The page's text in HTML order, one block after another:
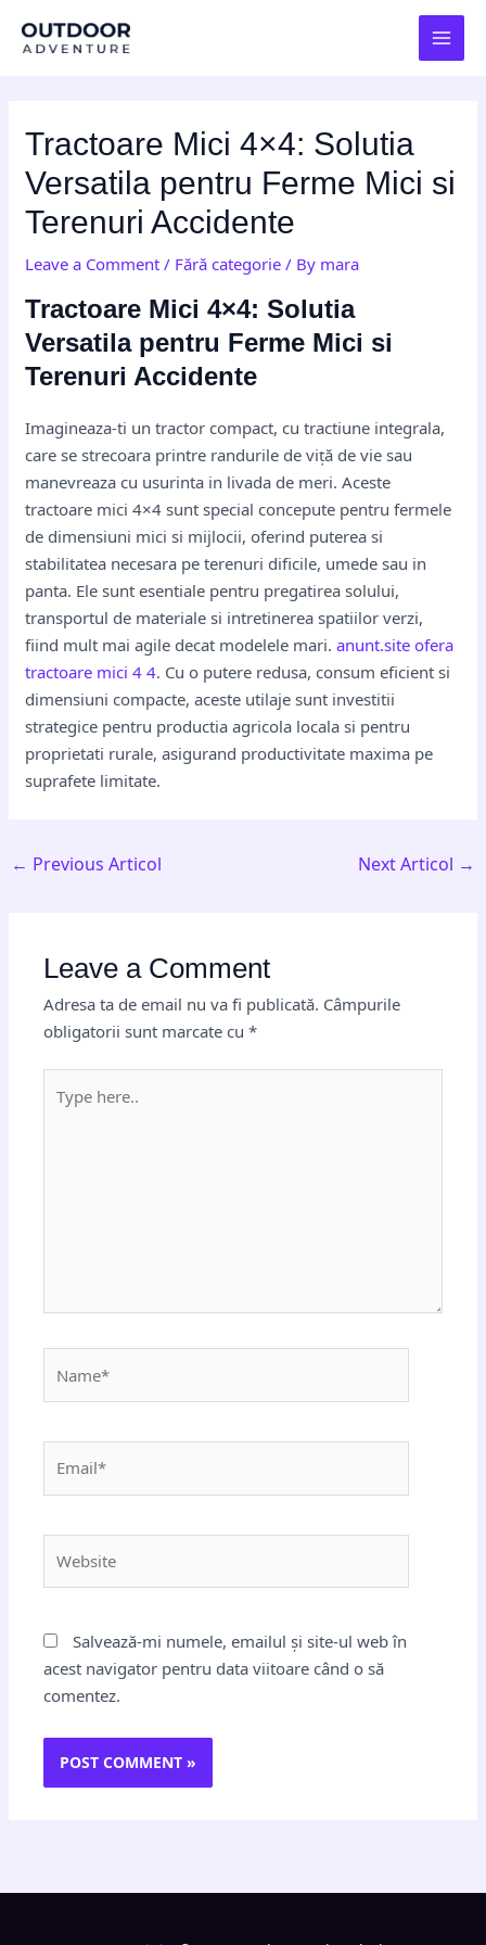
Tractoare Mici 4×4: Solutia
Versatila pentru Ferme Mici si
Terenuri Accidente
Leave a Comment / Fără categorie / By mara
Tractoare Mici 4×4: Solutia
Versatila pentru Ferme Mici si
Terenuri Accidente
Imagineaza-ti un tractor compact, cu tractiune integrala,
care se strecoara printre randurile de viță de vie sau
manevreaza cu usurinta in livada de meri. Aceste
tractoare mici 4×4 sunt special concepute pentru fermele
de dimensiuni mici si mijlocii, oferind puterea si
stabilitatea necesara pe terenuri dificile, umede sau in
panta. Ele sunt esentiale pentru pregatirea solului,
transportul de materiale si intretinerea spatiilor verzi,
fiind mult mai agile decat modelele mari.anunt.site ofera
tractoare mici 4 4. Cu o putere redusa, consum eficient si
dimensiuni compacte, aceste utilaje sunt investitii
strategice pentru productia agricola locala si pentru
proprietati rurale, asigurand productivitate maxima pe
suprafete limitate.
navigation
← Previous Articol Next Articol →
Leave a Comment
Adresa ta de email nu va fi publicată. Câmpurile
obligatorii sunt marcate cu*
here..
Salvează-mi numele, emailul și site-ul web în
acest navigator pentru data viitoare când o să
comentez.